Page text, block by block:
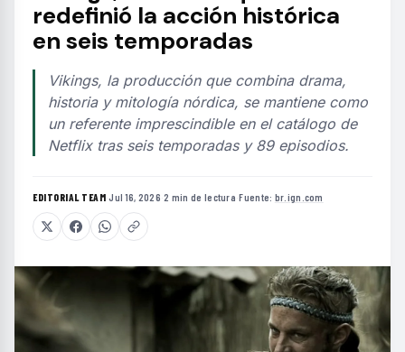
redefinió la acción histórica
en seis temporadas
Vikings, la producción que combina drama,
historia y mitología nórdica, se mantiene como
un referente imprescindible en el catálogo de
Netflix tras seis temporadas y 89 episodios.
EDITORIAL TEAM·Jul 16, 2026·2 min de lectura·Fuente: br.ign.com